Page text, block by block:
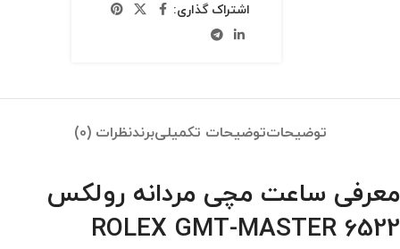
اشتراک گذاری:
توضیحاتتوضیحات تکمیلیبرندنظرات (0)
معرفی ساعت مچی مردانه رولکس
6522 ROLEX GMT-MASTER